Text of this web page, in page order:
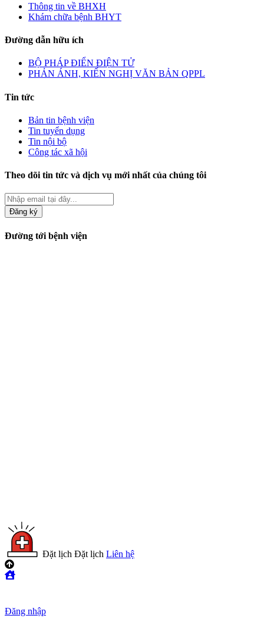
Thông tin về BHXH
Khám chữa bệnh BHYT
Đường dẫn hữu ích
BỘ PHÁP ĐIỂN ĐIỆN TỬ
PHẢN ÁNH, KIẾN NGHỊ VĂN BẢN QPPL
Tin tức
Bản tin bệnh viện
Tin tuyển dụng
Tin nội bộ
Công tác xã hội
Theo dõi tin tức và dịch vụ mới nhất của chúng tôi
Đăng ký
Đường tới bệnh viện
Đặt lịch Đặt lịch Liên hệ
Đăng nhập